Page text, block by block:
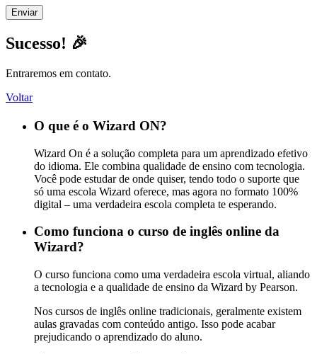
Sucesso! 🎉
Entraremos em contato.
Voltar
O que é o Wizard ON?
Wizard On é a solução completa para um aprendizado efetivo
do idioma. Ele combina qualidade de ensino com tecnologia.
Você pode estudar de onde quiser, tendo todo o suporte que
só uma escola Wizard oferece, mas agora no formato 100%
digital – uma verdadeira escola completa te esperando.
Como funciona o curso de inglês online da
Wizard?
O curso funciona como uma verdadeira escola virtual, aliando
a tecnologia e a qualidade de ensino da Wizard by Pearson.
Nos cursos de inglês online tradicionais, geralmente existem
aulas gravadas com conteúdo antigo. Isso pode acabar
prejudicando o aprendizado do aluno.